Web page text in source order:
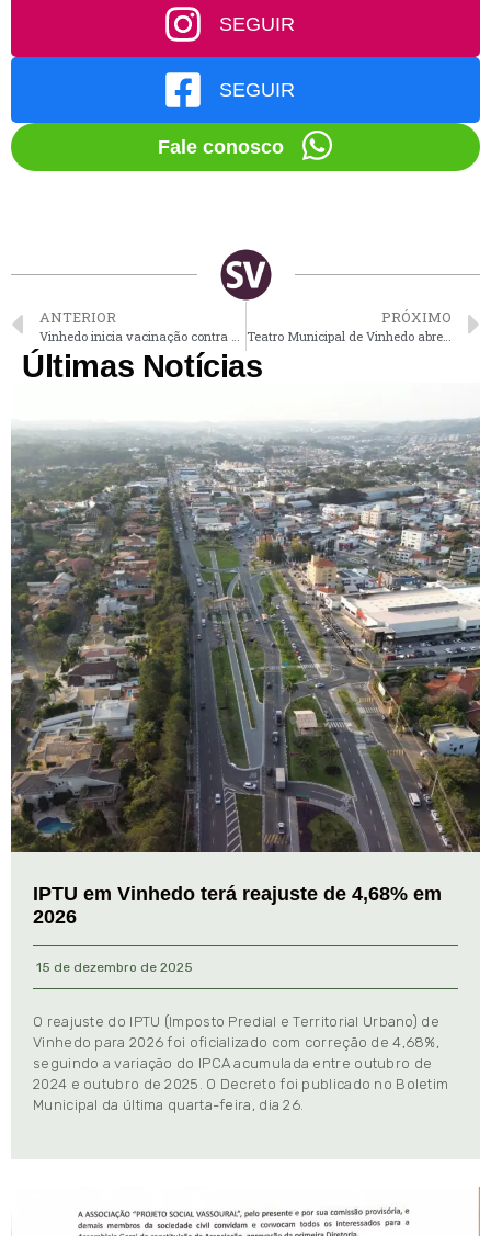
SEGUIR
SEGUIR
Fale conosco
ANTERIOR PRÓXIMO
Teatro Municipal de Vinhedo abre inscrições para uso do espaço
Últimas Notícias
IPTU em Vinhedo terá reajuste de 4,68% em
2026
15 de dezembro de 2025
O reajuste do IPTU (Imposto Predial e Territorial Urbano) de
Vinhedo para 2026 foi oficializado com correção de 4,68%,
seguindo a variação do IPCA acumulada entre outubro de
2024 e outubro de 2025. O Decreto foi publicado no Boletim
Municipal da última quarta-feira, dia 26.